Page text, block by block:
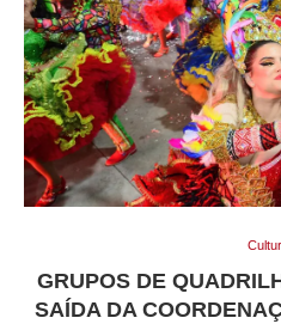
GRUPOS DE
SAÍDA DA